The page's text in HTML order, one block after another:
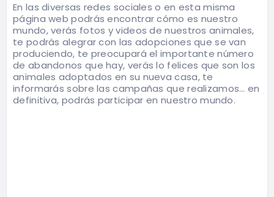
En las diversas redes sociales o en esta misma
página web podrás encontrar cómo es nuestro
mundo, verás fotos y videos de nuestros animales,
te podrás alegrar con las adopciones que se van
produciendo, te preocupará el importante número
de abandonos que hay, verás lo felices que son los
animales adoptados en su nueva casa, te
informarás sobre las campañas que realizamos… en
definitiva, podrás participar en nuestro mundo.